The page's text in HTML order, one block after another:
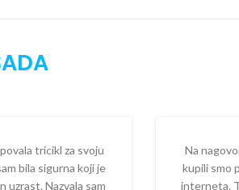
tricikl za svoju
bila sigurna koji je
uzrast. Nazvala sam
Na
kupili smo
interneta.